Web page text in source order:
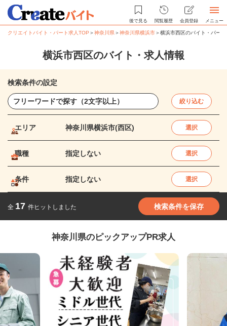
後で見る 閲覧履歴 会員登録 メニュー
クリエイトバイト・パート求人TOP ＞神奈川県＞神奈川県横浜市＞横浜市西区のバイト・パー
横浜市西区のバイト・求人情報
検索条件の設定
絞り込む
エリア 神奈川県横浜市(西区) 選択
職種 指定しない 選択
条件 指定しない 選択
全 17 件ヒットしました 検索条件を保存
神奈川県のピックアップPR求人